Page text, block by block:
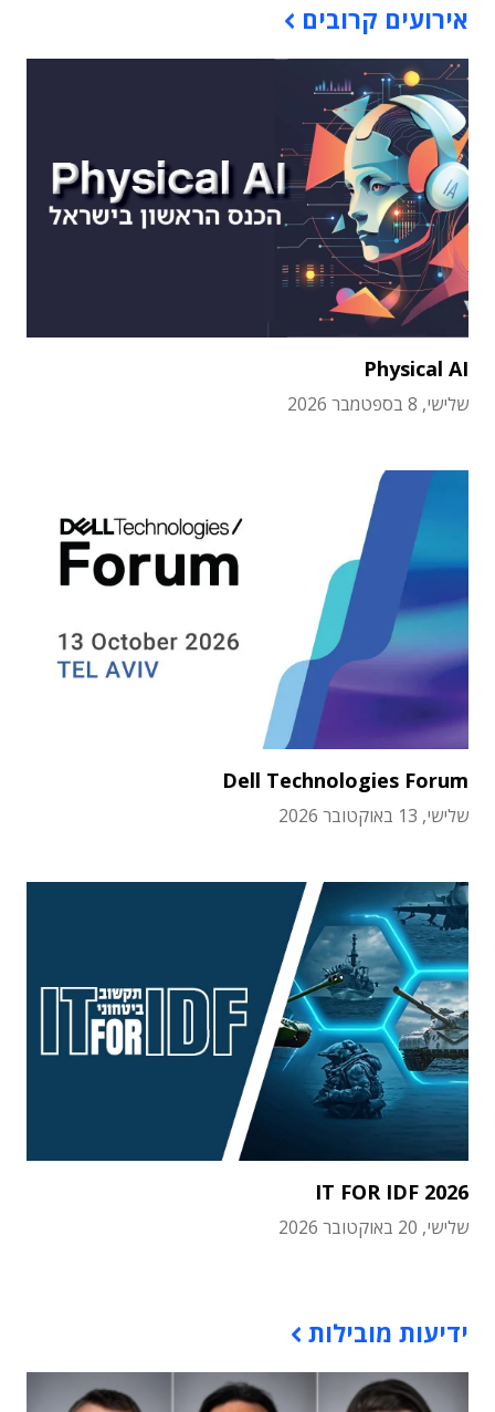
אירועים קרובים
Physical AI
שלישי, 8 בספטמבר 2026
Dell Technologies Forum
שלישי, 13 באוקטובר 2026
IT FOR IDF 2026
שלישי, 20 באוקטובר 2026
ידיעות מובילות